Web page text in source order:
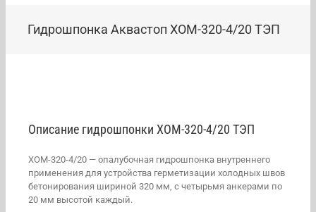
Гидрошпонка Аквастоп ХОМ-320-4/20 ТЭП
Описание гидрошпонки ХОМ-320-4/20 ТЭП
ХОМ-320-4/20 — опалубочная гидрошпонка внутреннего
применения для устройства герметизации холодных швов
бетонирования шириной 320 мм, с четырьмя анкерами по
20 мм высотой каждый.